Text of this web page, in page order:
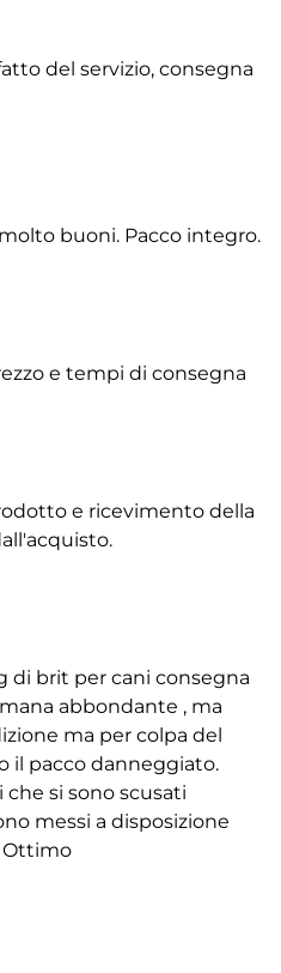
del servizio, consegna
buoni. Pacco integro.
e tempi di consegna
e ricevimento della
di brit per cani consegna
abbondante , ma
ma per colpa del
il pacco danneggiato.
si sono scusati
messi a disposizione
Ottimo